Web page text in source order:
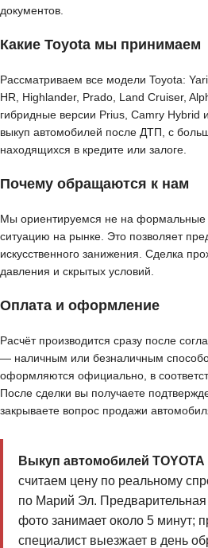
документов.
Какие Toyota мы принимаем
Рассматриваем все модели Toyota:
HR, Highlander, Prado, Land Cruiser,
гибридные версии Prius, Camry Hybrid
выкуп автомобилей после ДТП, с
находящихся в кредите или залоге.
Почему обращаются к нам
Мы ориентируемся не на формальные
ситуацию на рынке. Это позволяет
искусственного занижения. Сделка
давления и скрытых условий.
Оплата и оформление
Расчёт производится сразу после
— наличным или безналичным
оформляются официально, в
После сделки вы получаете
закрываете вопрос продажи
Выкуп автомобилей
считаем цену по реальному
по Марий Эл. Предварительная
фото занимает около 5 минут;
специалист выезжает в день